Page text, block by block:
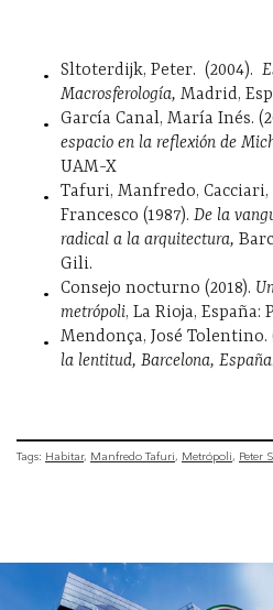
Sltoterdijk, Peter. (2004).
Macrosferología, Madrid,
García Canal, María Inés.
espacio en la reflexión de
UAM-X
Tafuri, Manfredo, Cacciari,
Francesco (1987). De la
radical a la arquitectura,
Gili.
Consejo nocturno (2018).
metrópoli, La Rioja, España:
Mendonça, José Tolentino.
la lentitud, Barcelona,
Tags: Habitar Manfredo Tafuri Metrópoli Peter